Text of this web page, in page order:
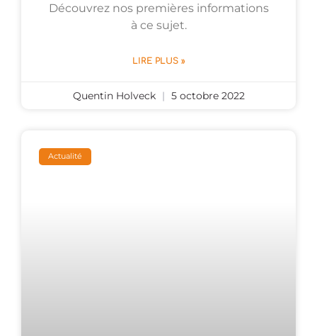
Découvrez nos premières informations
à ce sujet.
LIRE PLUS »
Quentin Holveck 5 octobre 2022
Actualité